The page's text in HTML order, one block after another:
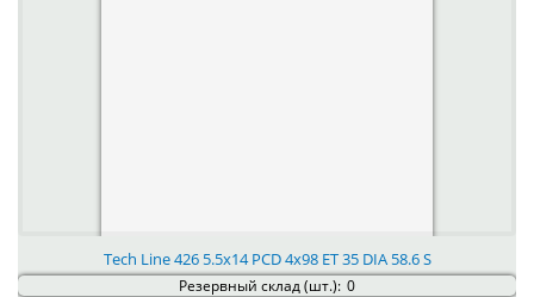
Tech Line 426 5.5x14 PCD 4x98 ET 35 DIA 58.6 S
Резервный склад (шт.): 0